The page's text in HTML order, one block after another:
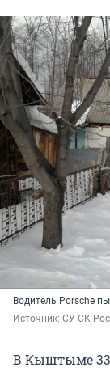
Водитель Porsche
Источник: СУ СК
В Кыштыме 33-